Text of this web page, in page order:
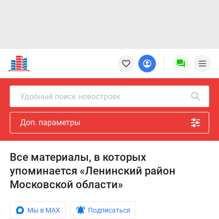
Новостройки
Квартиры
Ипотека
Новостройки
Москвы
Новостройки
Подмосковья
Новостройки
Москвы
Готовые
новостройки
Удобный поиск новостроек
Доп. параметры
Все материалы, в которых
упоминается «Ленинский район
Московской области»
Мы в MAX Подписаться